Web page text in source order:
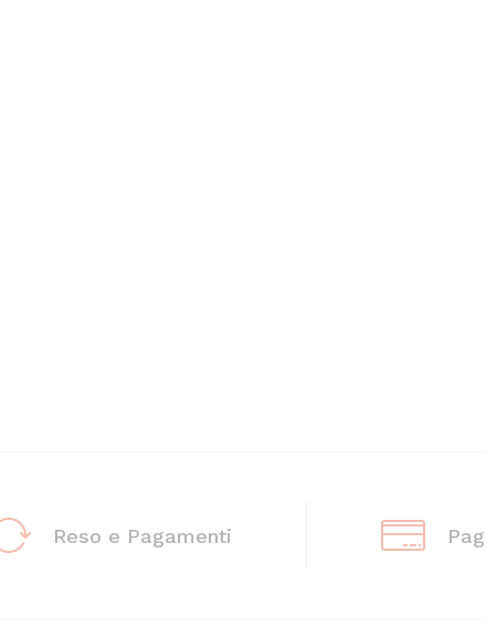
Reso e Pagamenti